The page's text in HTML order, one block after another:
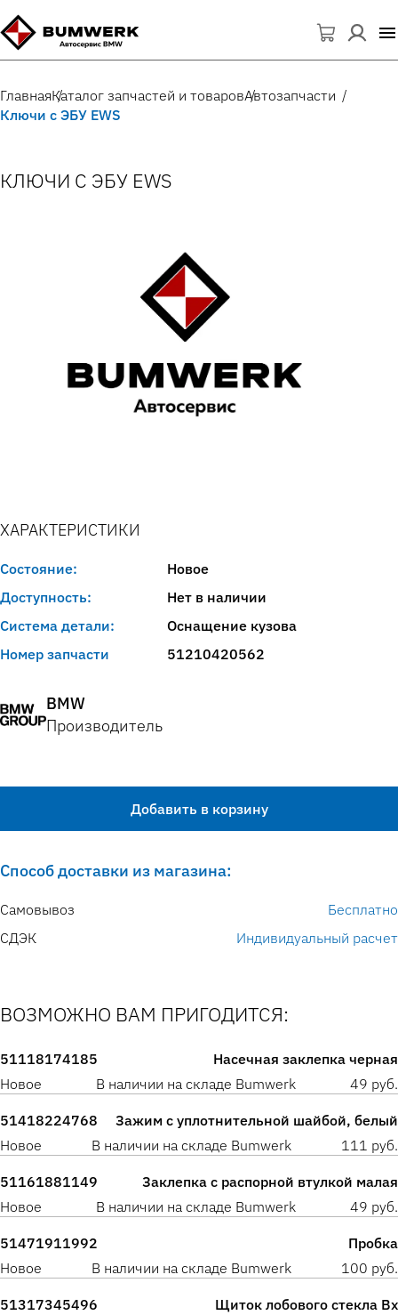
ГлавнаяКаталог запчастей и товаровАвтозапчасти
Ключи с ЭБУ EWS
КЛЮЧИ С ЭБУ EWS
ХАРАКТЕРИСТИКИ
Состояние:
Новое
Доступность:
Нет в наличии
Система детали:
Оснащение кузова
Номер запчасти
51210420562
BMW
Производитель
Добавить в корзину
Способ доставки из магазина:
Самовывоз
Бесплатно
СДЭК
Индивидуальный расчет
ВОЗМОЖНО ВАМ ПРИГОДИТСЯ:
51118174185
Насечная заклепка черная
Новое
В наличии на складе Bumwerk 49 руб.
51418224768
Зажим с уплотнительной шайбой, белый
Новое
В наличии на складе Bumwerk 111 руб.
51161881149
Заклепка с распорной втулкой малая
Новое
В наличии на складе Bumwerk 49 руб.
51471911992
Пробка
Новое
В наличии на складе Bumwerk 100 руб.
51317345496
Щиток лобового стекла Вх